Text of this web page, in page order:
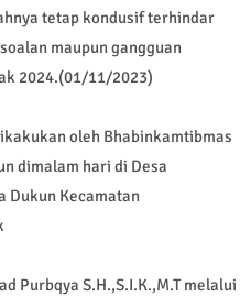
tetap kondusif terhindar
maupun gangguan
2024.(01/11/2023)
oleh Bhabinkamtibmas
dimalam hari di Desa
Dukun Kecamatan
Purbqya S.H.,S.I.K.,M.T melalui